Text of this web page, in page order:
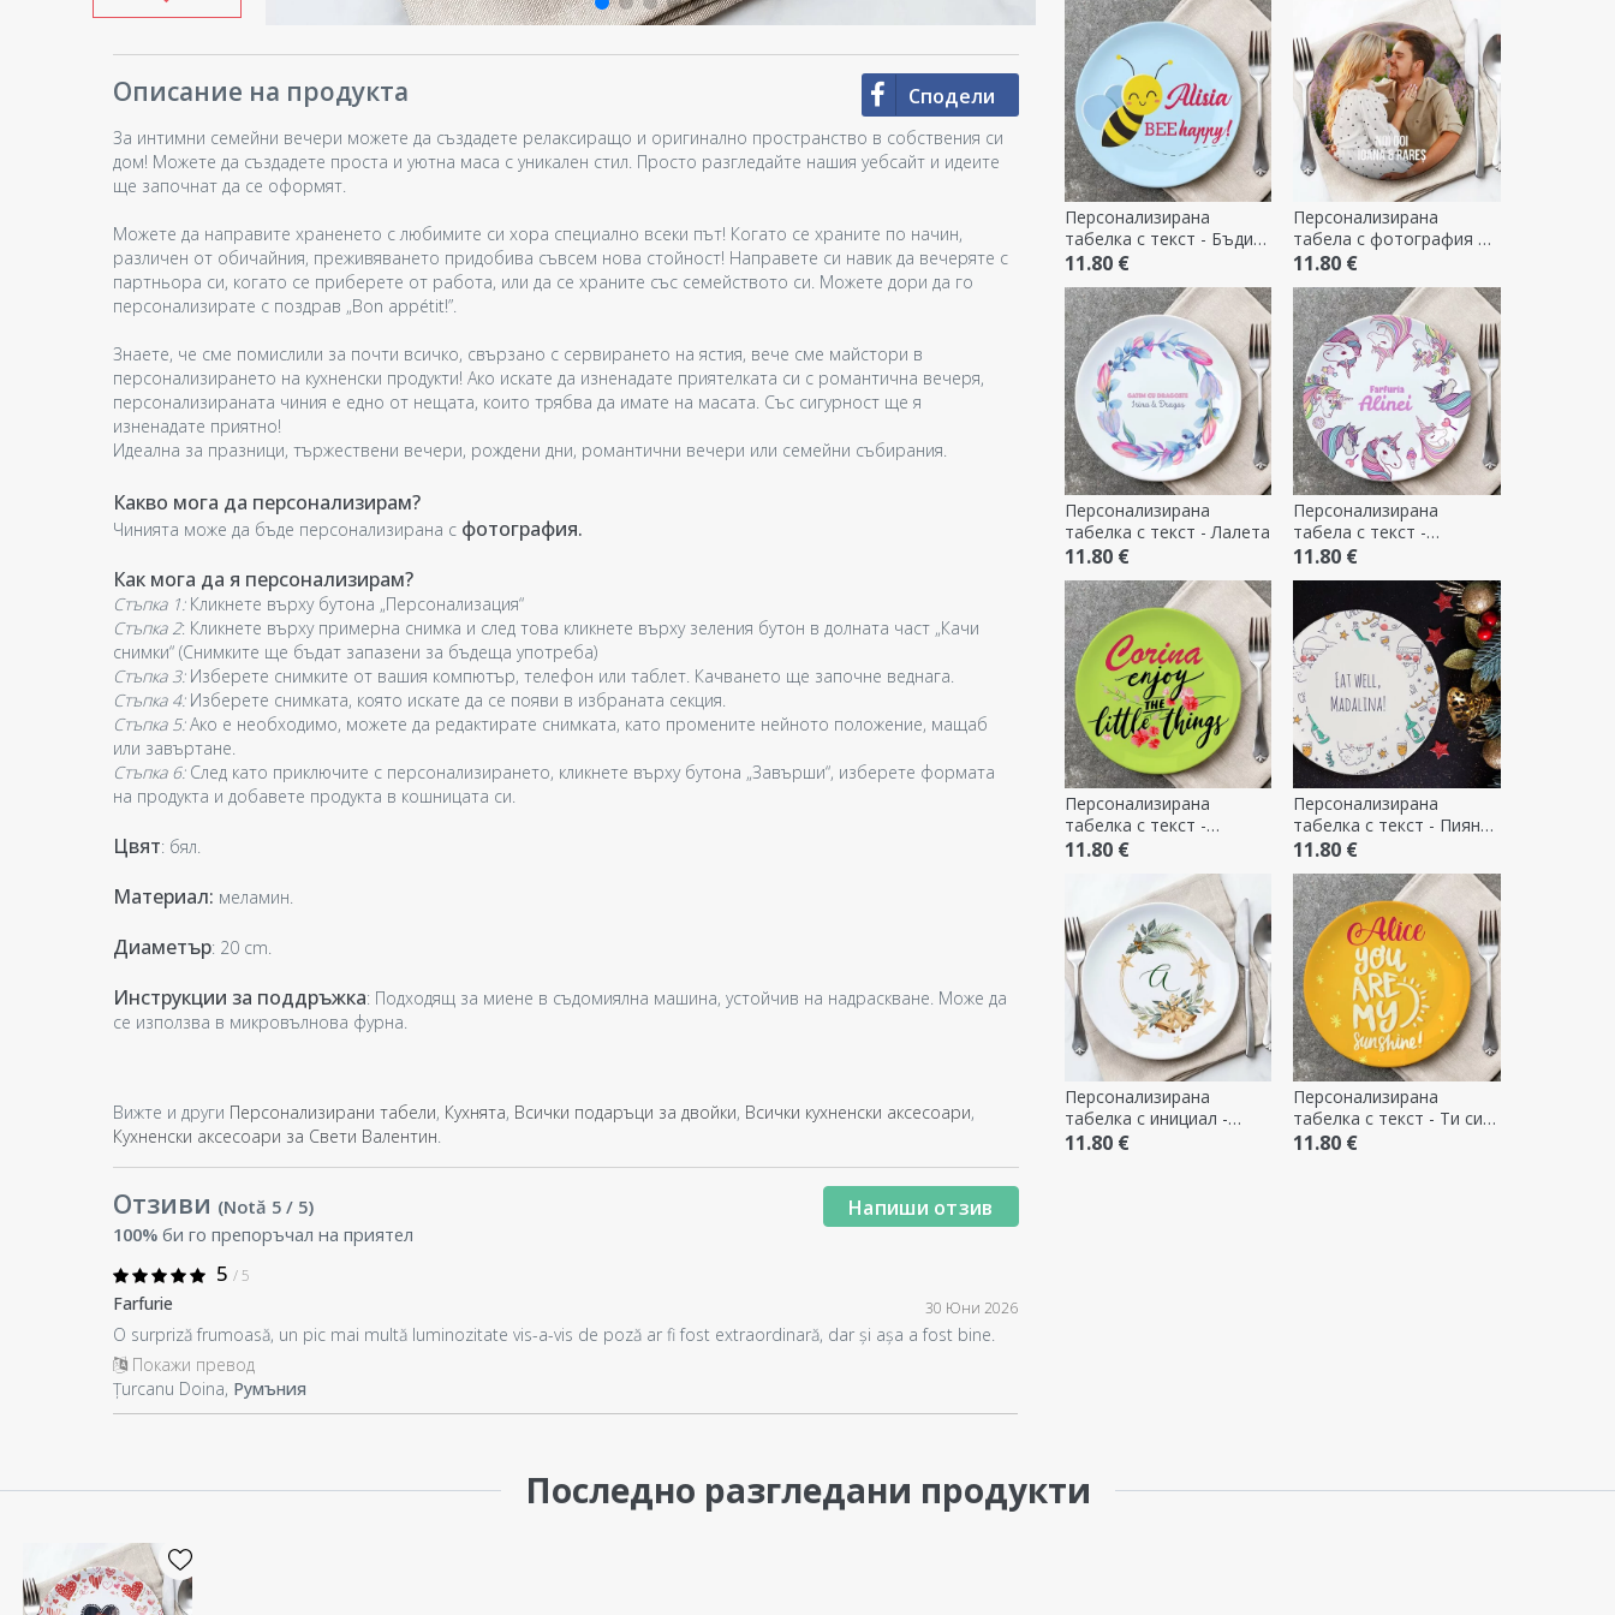
Персонализирана
табелка с текст - Бъди
щастлив!
11.80 €
Персонализирана
табела с фотография и
текст - Ние двамата
11.80 €
Персонализирана
табелка с текст - Лалета
11.80 €
Персонализирана
табела с текст -
Еднорози
11.80 €
Персонализирана
табелка с текст -
Наслаждавай се на
11.80 €
Персонализирана
табелка с текст - Пиян
Дядо Коледа
11.80 €
Персонализирана
табелка с инициал -
Златни коледни
11.80 €
Персонализирана
табелка с текст - Ти си
моето слънце
11.80 €
Описание на продукта Сподели
За интимни семейни вечери можете да създадете релаксиращо и оригинално пространство в собствения си
дом! Можете да създадете проста и уютна маса с уникален стил. Просто разгледайте нашия уебсайт и идеите
ще започнат да се оформят.
Можете да направите храненето с любимите си хора специално всеки път! Когато се храните по начин,
различен от обичайния, преживяването придобива съвсем нова стойност! Направете си навик да вечеряте с
партньора си, когато се приберете от работа, или да се храните със семейството си. Можете дори да го
персонализирате с поздрав „Bon appétit!”.
Знаете, че сме помислили за почти всичко, свързано с сервирането на ястия, вече сме майстори в
персонализирането на кухненски продукти! Ако искате да изненадате приятелката си с романтична вечеря,
персонализираната чиния е едно от нещата, които трябва да имате на масата. Със сигурност ще я
изненадате приятно!
Идеална за празници, тържествени вечери, рождени дни, романтични вечери или семейни събирания.
Какво мога да персонализирам?
Чинията може да бъде персонализирана с фотография.
Как мога да я персонализирам?
Стъпка 1:Кликнете върху бутона „Персонализация“
Стъпка 2: Кликнете върху примерна снимка и след това кликнете върху зеления бутон в долната част „Качи
снимки“ (Снимките ще бъдат запазени за бъдеща употреба)
Стъпка 3:Изберете снимките от вашия компютър, телефон или таблет. Качването ще започне веднага.
Стъпка 4:Изберете снимката, която искате да се появи в избраната секция.
Стъпка 5:Ако е необходимо, можете да редактирате снимката, като промените нейното положение, мащаб
или завъртане.
Стъпка 6:След като приключите с персонализирането, кликнете върху бутона „Завърши“, изберете формата
на продукта и добавете продукта в кошницата си.
Цвят: бял.
Материал: меламин.
Диаметър: 20 cm.
Инструкции за поддръжка: Подходящ за миене в съдомиялна машина, устойчив на надраскване. Може да
се използва в микровълнова фурна.
Вижте и други Персонализирани табели, Кухнята, Всички подаръци за двойки, Всички кухненски аксесоари,
Кухненски аксесоари за Свети Валентин.
Отзиви (Notă 5 / 5)
100% би го препоръчал на приятел
Напиши отзив
5 / 5
Farfurie 30 Юни 2026
O surpriză frumoasă, un pic mai multă luminozitate vis-a-vis de poză ar fi fost extraordinară, dar și așa a fost bine.
Покажи превод
Țurcanu Doina, Румъния
Последно разгледани продукти